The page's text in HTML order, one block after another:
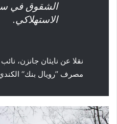
الشقوق في
الاستهلاكي.
نقلا عن نايثان جانزن،
مصرف ’’رويال بنك‘‘